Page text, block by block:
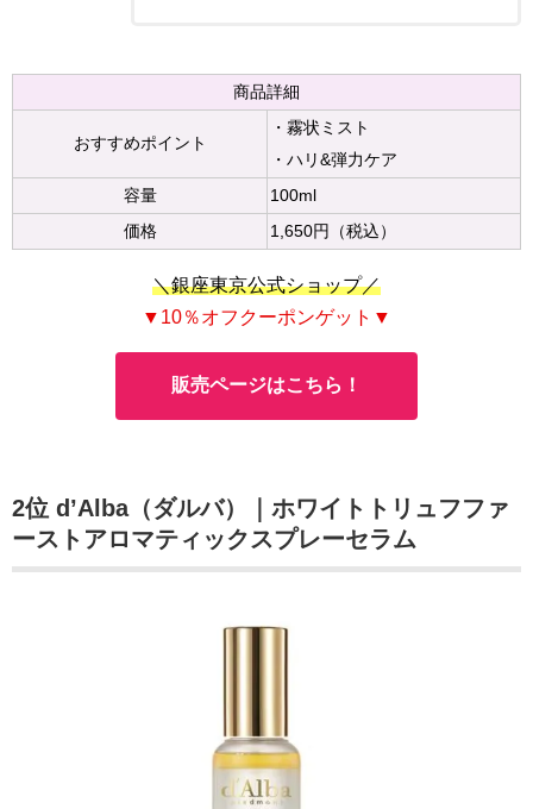
商品詳細
おすすめポイント
・霧状ミスト
・ハリ&弾力ケア
容量
100ml
価格
1,650円（税込）
＼銀座東京公式ショップ／
▼10％オフクーポンゲット▼
販売ページはこちら！
2位 d’Alba（ダルバ）｜ホワイトトリュフファ
ーストアロマティックスプレーセラム